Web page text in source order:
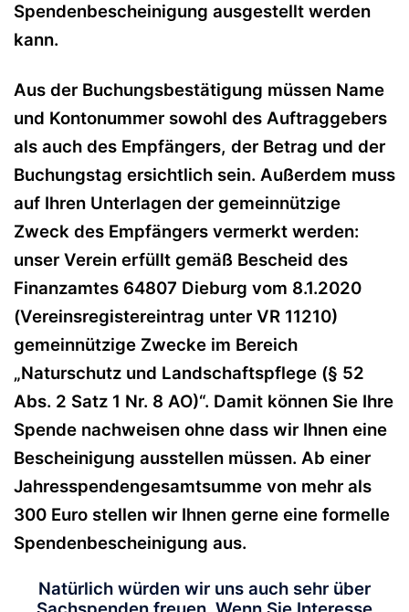
Spendenbescheinigung ausgestellt werden
kann.
Aus der Buchungsbestätigung müssen Name
und Kontonummer sowohl des Auftraggebers
als auch des Empfängers, der Betrag und der
Buchungstag ersichtlich sein. Außerdem muss
auf Ihren Unterlagen der gemeinnützige
Zweck des Empfängers vermerkt werden:
unser Verein erfüllt gemäß Bescheid des
Finanzamtes 64807 Dieburg vom 8.1.2020
(Vereinsregistereintrag unter VR 11210)
gemeinnützige Zwecke im Bereich
„Naturschutz und Landschaftspflege (§ 52
Abs. 2 Satz 1 Nr. 8 AO)“. Damit können Sie Ihre
Spende nachweisen ohne dass wir Ihnen eine
Bescheinigung ausstellen müssen. Ab einer
Jahresspendengesamtsumme von mehr als
300 Euro stellen wir Ihnen gerne eine formelle
Spendenbescheinigung aus.
Natürlich würden wir uns auch sehr über